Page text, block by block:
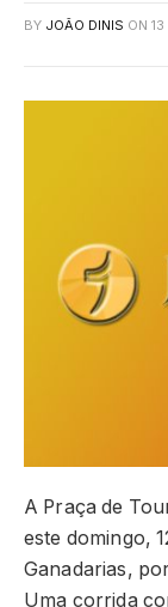
BY JOÃO DINIS ON
A Praça de
este domingo,
Ganadarias,
Uma corrida